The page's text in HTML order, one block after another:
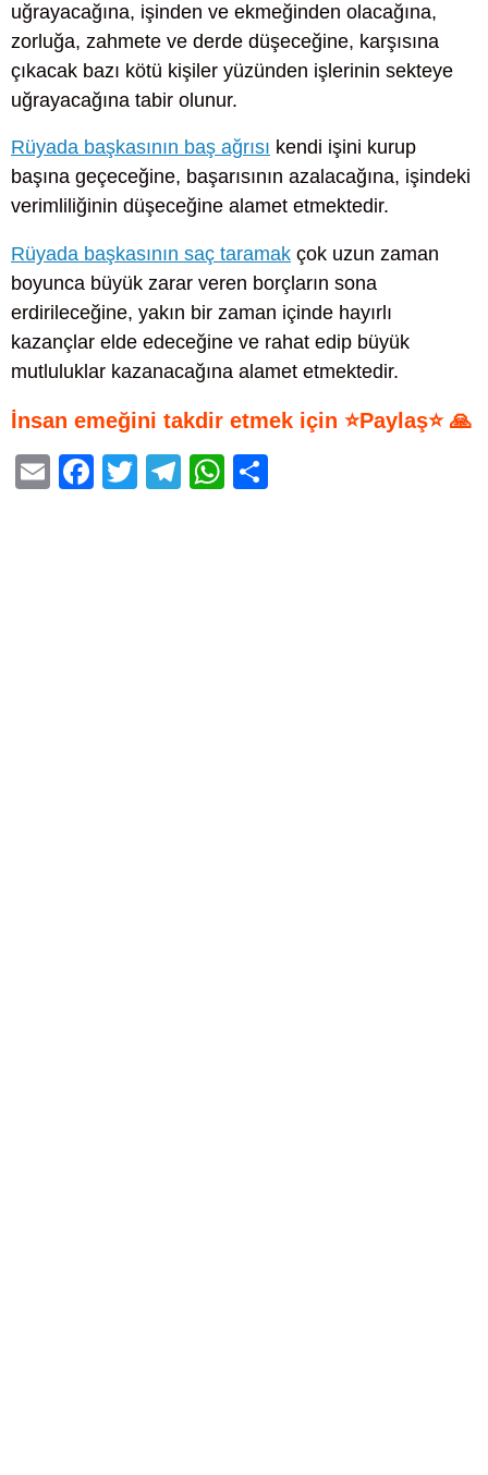
uğrayacağına, işinden ve ekmeğinden olacağına,
zorluğa, zahmete ve derde düşeceğine, karşısına
çıkacak bazı kötü kişiler yüzünden işlerinin sekteye
uğrayacağına tabir olunur.
Rüyada başkasının baş ağrısı kendi işini kurup
başına geçeceğine, başarısının azalacağına, işindeki
verimliliğinin düşeceğine alamet etmektedir.
Rüyada başkasının saç taramak çok uzun zaman
boyunca büyük zarar veren borçların sona
erdirileceğine, yakın bir zaman içinde hayırlı
kazançlar elde edeceğine ve rahat edip büyük
mutluluklar kazanacağına alamet etmektedir.
İnsan emeğini takdir etmek için ⭐Paylaş⭐ 🙏
E
F
T
T
W